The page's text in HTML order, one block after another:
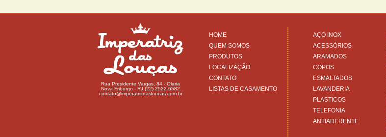
Rua Presidente Vargas, 84 - Olaria
Nova Friburgo - RJ (22) 2522-6582
contato@imperatrizdasloucas.com.br
HOME
QUEM SOMOS
PRODUTOS
LOCALIZAÇÃO
CONTATO
LISTAS DE CASAMENTO
AÇO INOX
ACESSÓRIOS
ARAMADOS
COPOS
ESMALTADOS
LAVANDERIA
PLASTICOS
TELEFONIA
ANTIADERENTE